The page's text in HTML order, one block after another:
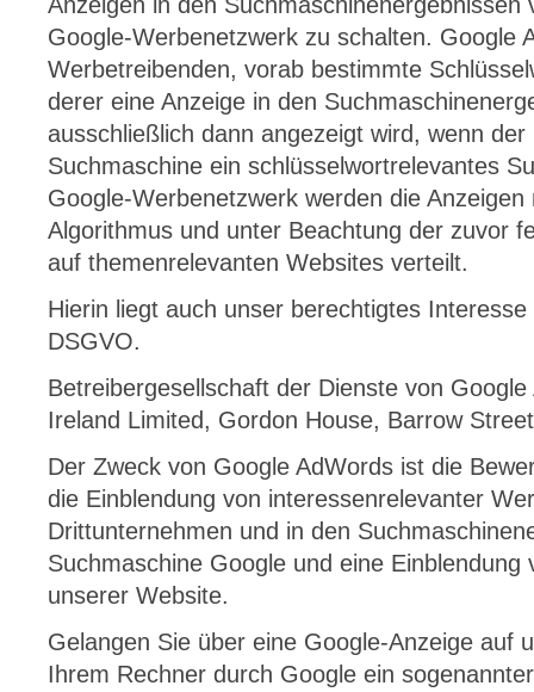
Google-Werbenetzwerk zu schalten. Google
Werbetreibenden, vorab bestimmte
derer eine Anzeige in den
ausschließlich dann angezeigt wird, wenn
Suchmaschine ein schlüsselwortrelevantes
Google-Werbenetzwerk werden die
Algorithmus und unter Beachtung der zuvor
auf themenrelevanten Websites verteilt.
Hierin liegt auch unser berechtigtes
DSGVO.
Betreibergesellschaft der Dienste von
Ireland Limited, Gordon House, Barrow
Der Zweck von Google AdWords ist die
die Einblendung von interessenrelevanter
Drittunternehmen und in den
Suchmaschine Google und eine Einblendung
unserer Website.
Gelangen Sie über eine Google-Anzeige auf
Ihrem Rechner durch Google ein